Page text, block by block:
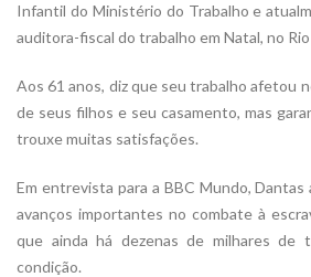
Infantil do Ministério do Trabalho e
auditora-fiscal do trabalho em Natal, no
Aos 61 anos, diz que seu trabalho afetou
de seus filhos e seu casamento, mas
trouxe muitas satisfações.
Em entrevista para a BBC Mundo, Dantas
avanços importantes no combate à
que ainda há dezenas de milhares de
condição.